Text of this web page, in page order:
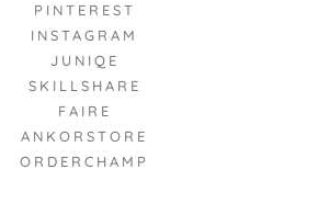
PINTEREST
INSTAGRAM
JUNIQE
SKILLSHARE
FAIRE
ANKORSTORE
ORDERCHAMP